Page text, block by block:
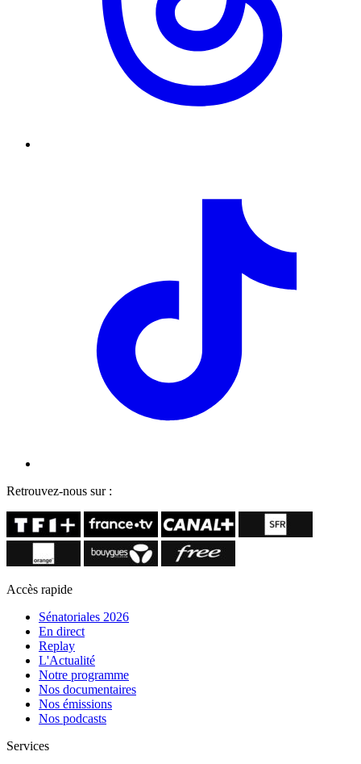
Retrouvez-nous sur :
Accès rapide
Sénatoriales 2026
En direct
Replay
L'Actualité
Notre programme
Nos documentaires
Nos émissions
Nos podcasts
Services